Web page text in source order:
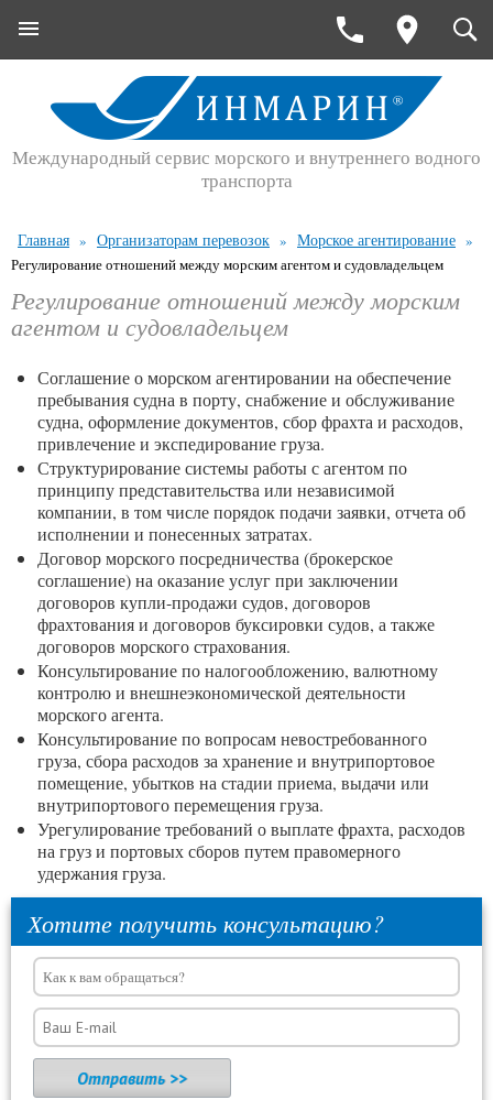
Международный сервис морского и внутреннего водного
транспорта
Главная » Организаторам перевозок » Морское агентирование »
Регулирование отношений между морским агентом и судовладельцем
Регулирование отношений между морским
агентом и судовладельцем
Соглашение о морском агентировании на обеспечение
пребывания судна в порту, снабжение и обслуживание
судна, оформление документов, сбор фрахта и расходов,
привлечение и экспедирование груза.
Структурирование системы работы с агентом по
принципу представительства или независимой
компании, в том числе порядок подачи заявки, отчета об
исполнении и понесенных затратах.
Договор морского посредничества (брокерское
соглашение) на оказание услуг при заключении
договоров купли-продажи судов, договоров
фрахтования и договоров буксировки судов, а также
договоров морского страхования.
Консультирование по налогообложению, валютному
контролю и внешнеэкономической деятельности
морского агента.
Консультирование по вопросам невостребованного
груза, сбора расходов за хранение и внутрипортовое
помещение, убытков на стадии приема, выдачи или
внутрипортового перемещения груза.
Урегулирование требований о выплате фрахта, расходов
на груз и портовых сборов путем правомерного
удержания груза.
Хотите получить консультацию?